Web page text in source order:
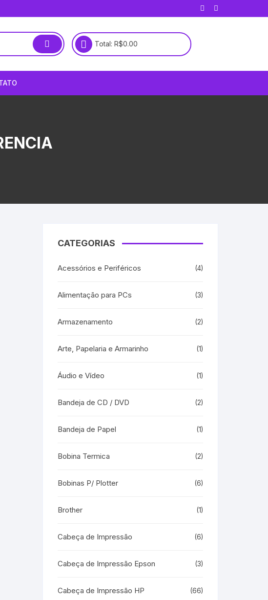
Total: R$0.00
CATEGORIAS
Acessórios e Periféricos (4)
Alimentação para PCs (3)
Armazenamento (2)
Arte, Papelaria e Armarinho (1)
Áudio e Vídeo (1)
Bandeja de CD / DVD (2)
Bandeja de Papel (1)
Bobina Termica (2)
Bobinas P/ Plotter (6)
Brother (1)
Cabeça de Impressão (6)
Cabeça de Impressão Epson (3)
Cabeça de Impressão HP (66)